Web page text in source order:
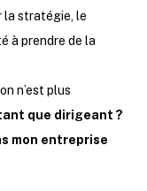
la stratégie, le
à prendre de la
n’est plus
que dirigeant ?
mon entreprise